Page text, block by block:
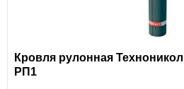
Кровля рулонная
РП1